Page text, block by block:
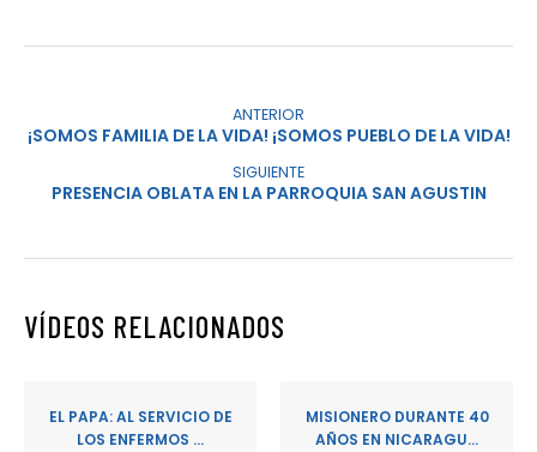
ANTERIOR
¡SOMOS FAMILIA DE LA VIDA! ¡SOMOS PUEBLO DE LA VIDA!
SIGUIENTE
PRESENCIA OBLATA EN LA PARROQUIA SAN AGUSTIN
VÍDEOS RELACIONADOS
EL PAPA: AL SERVICIO DE
LOS ENFERMOS ...
MISIONERO DURANTE 40
AÑOS EN NICARAGU...